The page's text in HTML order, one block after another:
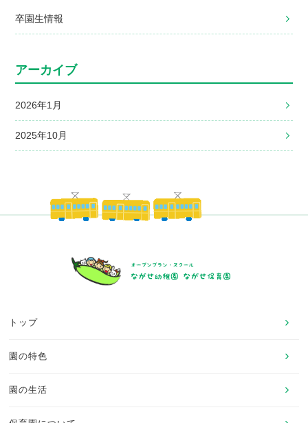
卒園生情報
アーカイブ
2026年1月
2025年10月
トップ
園の特色
園の生活